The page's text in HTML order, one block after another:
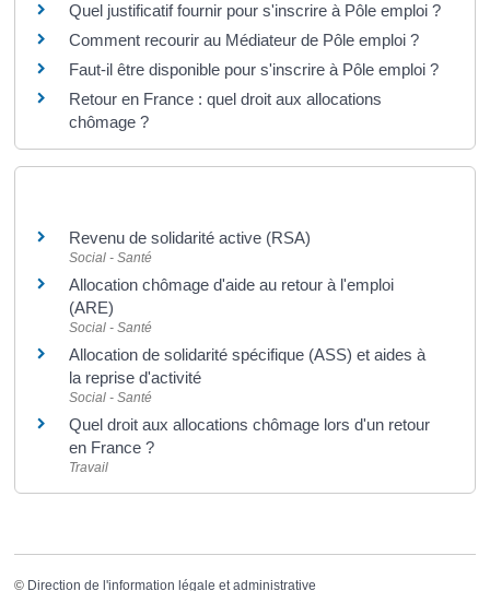
Quel justificatif fournir pour s'inscrire à Pôle emploi ?
Comment recourir au Médiateur de Pôle emploi ?
Faut-il être disponible pour s'inscrire à Pôle emploi ?
Retour en France : quel droit aux allocations
chômage ?
Revenu de solidarité active (RSA)
Social - Santé
Allocation chômage d'aide au retour à l'emploi
(ARE)
Social - Santé
Allocation de solidarité spécifique (ASS) et aides à
la reprise d'activité
Social - Santé
Quel droit aux allocations chômage lors d'un retour
en France ?
Travail
© Direction de l'information légale et administrative